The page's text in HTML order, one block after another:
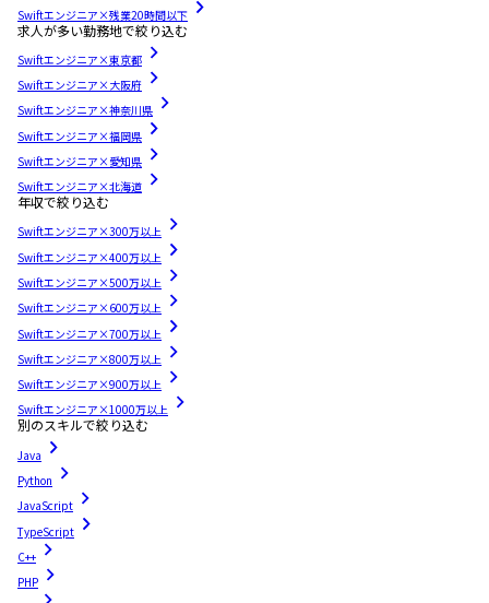
Swiftエンジニア×残業20時間以下
求人が多い勤務地で絞り込む
Swiftエンジニア×東京都
Swiftエンジニア×大阪府
Swiftエンジニア×神奈川県
Swiftエンジニア×福岡県
Swiftエンジニア×愛知県
Swiftエンジニア×北海道
年収で絞り込む
Swiftエンジニア×300万以上
Swiftエンジニア×400万以上
Swiftエンジニア×500万以上
Swiftエンジニア×600万以上
Swiftエンジニア×700万以上
Swiftエンジニア×800万以上
Swiftエンジニア×900万以上
Swiftエンジニア×1000万以上
別のスキルで絞り込む
Java
Python
JavaScript
TypeScript
C++
PHP